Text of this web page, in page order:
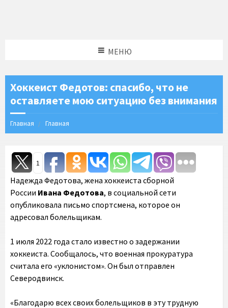
МЕНЮ
Хоккеист Федотов: спасибо, что не
оставляете мою ситуацию без внимания
Главная Главная
1
Надежда Федотова, жена хоккеиста сборной
России Ивана Федотова, в социальной сети
опубликовала письмо спортсмена, которое он
адресовал болельщикам.
1 июля 2022 года стало известно о задержании
хоккеиста. Сообщалось, что военная прокуратура
считала его «уклонистом». Он был отправлен
Северодвинск.
«Благодарю всех своих болельщиков в эту трудную